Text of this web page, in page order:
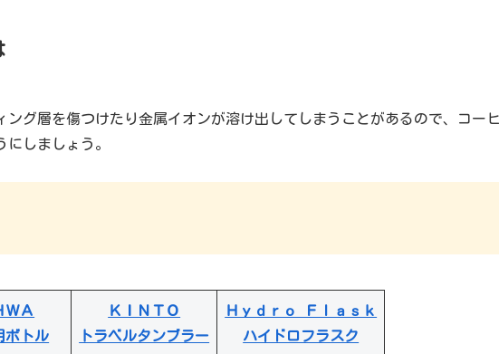
グ層を傷つけたり金属イオンが溶け出してしまうことがあるので、コー
しましょう。
ＷＡ
ボトル
ＫＩＮＴＯ
トラベルタンブラー
Ｈｙｄｒｏ Ｆｌａｓｋ
ハイドロフラスク